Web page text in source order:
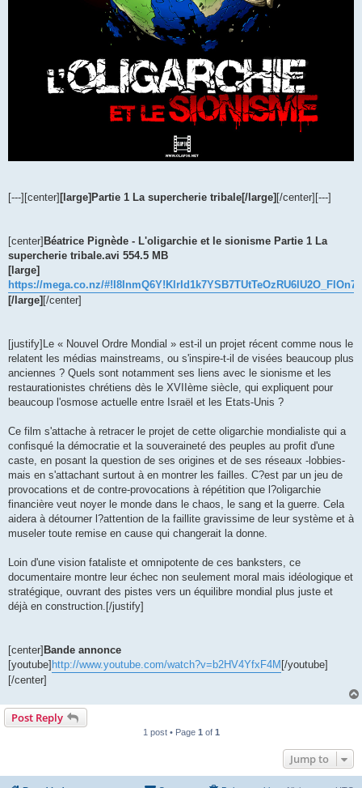
[---][center] [large]Partie 1 La supercherie tribale[/large] [/center][---]
[center] Béatrice Pignède - L'oligarchie et le sionisme Partie 1 La
supercherie tribale.avi 554.5 MB
[large]
https://mega.co.nz/
[/large] [/center]
[justify]Le « Nouvel Ordre Mondial » est-il un projet récent comme nous le
relatent les médias mainstreams, ou s'inspire-t-il de visées beaucoup plus
anciennes ? Quels sont notamment ses liens avec le sionisme et les
restaurationistes chrétiens dès le XVIIème siècle, qui expliquent pour
beaucoup l'osmose actuelle entre Israël et les Etats-Unis ?
Ce film s'attache à retracer le projet de cette oligarchie mondialiste qui a
confisqué la démocratie et la souveraineté des peuples au profit d'une
caste, en posant la question de ses origines et de ses réseaux -lobbies-
mais en s'attachant surtout à en montrer les failles. C?est par un jeu de
provocations et de contre-provocations à répétition que l?oligarchie
financière veut noyer le monde dans le chaos, le sang et la guerre. Cela
aidera à détourner l?attention de la faillite gravissime de leur système et à
museler toute remise en cause qui changerait la donne.
Loin d'une vision fataliste et omnipotente de ces banksters, ce
documentaire montre leur échec non seulement moral mais idéologique et
stratégique, ouvrant des pistes vers un équilibre mondial plus juste et
déjà en construction.[/justify]
[center] Bande annonce
[youtube] http://www.youtube.com/watch?v=b2HV4YfxF4M [/youtube]
[/center]
Post Reply
1 post • Page 1 of 1
Jump to